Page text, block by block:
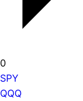
0
SPY
QQQ